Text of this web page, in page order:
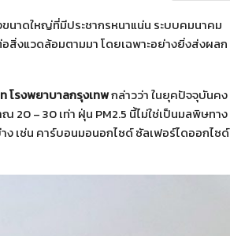
นาดใหญ่ที่มีประชากรหนาแน่น ระบบคมนาคม
สิ่งแวดล้อมตามมา โดยเฉพาะอย่างยิ่งส่งผลก
โรงพยาบาลกรุงเทพกล่าวว่า ในยุคปัจจุบันคง
20 – 30 เท่า ฝุ่น PM2.5 นี้ไม่ใช่เป็นมลพิษทาง
เช่น คาร์บอนมอนอกไซด์ ซัลเฟอร์ไดออกไซด์